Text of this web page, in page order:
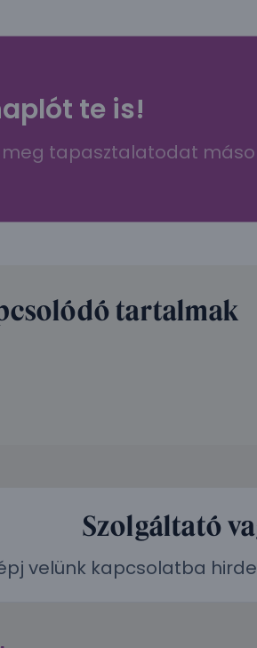
te is!
meg tapasztalatodat
tartalmak
Szolgáltató
velünk kapcsolatba